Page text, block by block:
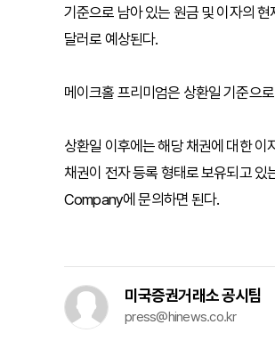
기준으로 남아 있는 원금 및 이자의
달러로 예상된다.
메이크홀 프리미엄은 상환일 기준으
상환일 이후에는 해당 채권에 대한
채권이 전자 등록 형태로 보유되고
Company에 문의하면 된다.
미국증권거래소 공시팀
press@hinews.co.kr